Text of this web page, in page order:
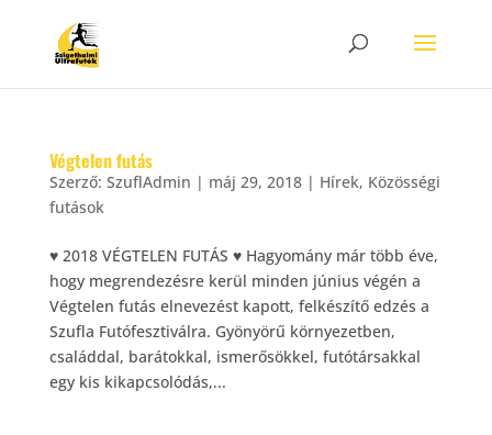
Végtelen futás
Szerző: SzuflAdmin | máj 29, 2018| Hírek, Közösségi
futások
♥ 2018 VÉGTELEN FUTÁS ♥ Hagyomány már több éve,
hogy megrendezésre kerül minden június végén a
Végtelen futás elnevezést kapott, felkészítő edzés a
Szufla Futófesztiválra. Gyönyörű környezetben,
családdal, barátokkal, ismerősökkel, futótársakkal
egy kis kikapcsolódás,...